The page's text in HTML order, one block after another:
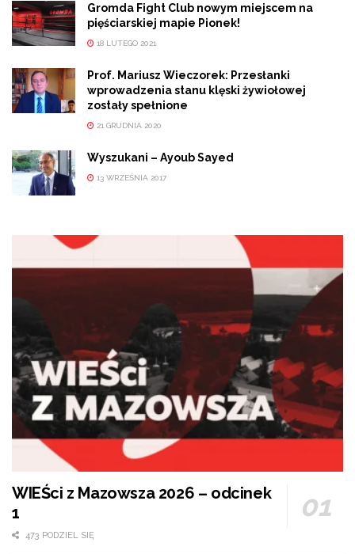
Gromda Fight Club nowym miejscem na
pięściarskiej mapie Pionek!
18 LUTEGO 2021
Prof. Mariusz Wieczorek: Przesłanki
wprowadzenia stanu klęski żywiołowej
zostały spełnione
21 GRUDNIA 2020
Wyszukani – Ayoub Sayed
13 WRZEŚNIA 2017
WIEŚci z Mazowsza 2026 – odcinek
1
473 PODZIEL SIĘ